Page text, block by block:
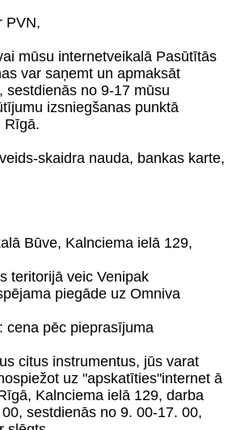
PVN,
mūsu internetveikalā Pasūtītās
var saņemt un apmaksāt
sestdienās no 9-17 mūsu
izsniegšanas punktā
Rīgā.
skaidra nauda, bankas karte,
Būve, Kalnciema ielā 129,
teritorijā veic Venipak
piegāde uz Omniva
cena pēc pieprasījuma
citus instrumentus, jūs varat
uz "apskatīties"internet ā
Kalnciema ielā 129, darba
sestdienās no 9. 00-17. 00,